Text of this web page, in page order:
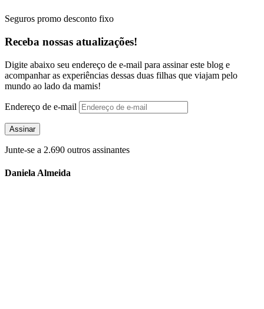
Seguros promo desconto fixo
Receba nossas atualizações!
Digite abaixo seu endereço de e-mail para assinar este blog e
acompanhar as experiências dessas duas filhas que viajam pelo
mundo ao lado da mamis!
Endereço de e-mail
Assinar
Junte-se a 2.690 outros assinantes
Daniela Almeida